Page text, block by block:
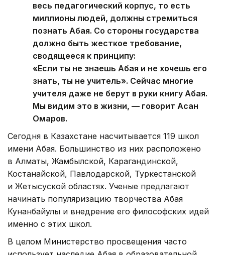
весь педагогический корпус, то есть
миллионы людей, должны стремиться
познать Абая. Со стороны государства
должно быть жесткое требование,
сводящееся к принципу:
«Если ты не знаешь Абая и не хочешь его
знать, ты не учитель». Сейчас многие
учителя даже не берут в руки книгу Абая.
Мы видим это в жизни, — говорит Асан
Омаров.
Сегодня в Казахстане насчитывается 119 школ
имени Абая. Большинство из них расположено
в Алматы, Жамбылской, Карагандинской,
Костанайской, Павлодарской, Туркестанской
и Жетысуской областях. Ученые предлагают
начинать популяризацию творчества Абая
Кунанбайулы и внедрение его философских идей
именно с этих школ.
В целом Министерство просвещения часто